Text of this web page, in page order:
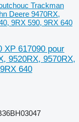
Trackman
Deere 9470RX,
9RX 590, 9RX 640
XP 617090 pour
9520RX, 9570RX,
640